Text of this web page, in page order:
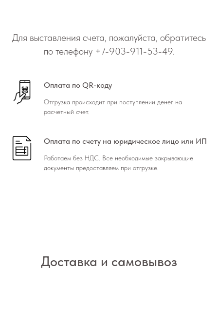
Для выставления счета, пожалуйста, обратитесь
по телефону +7-903-911-53-49.
Оплата по QR-коду
Отгрузка происходит при поступлении денег на
расчетный счет.
Оплата по счету на юридическое лицо или ИП
Работаем без НДС. Все необходимые закрывающие
документы предоставляем при отгрузке.
Доставка и самовывоз